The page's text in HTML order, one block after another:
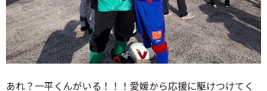
あれ？一平くんがいる！！！愛媛から応援に駆けつけてく